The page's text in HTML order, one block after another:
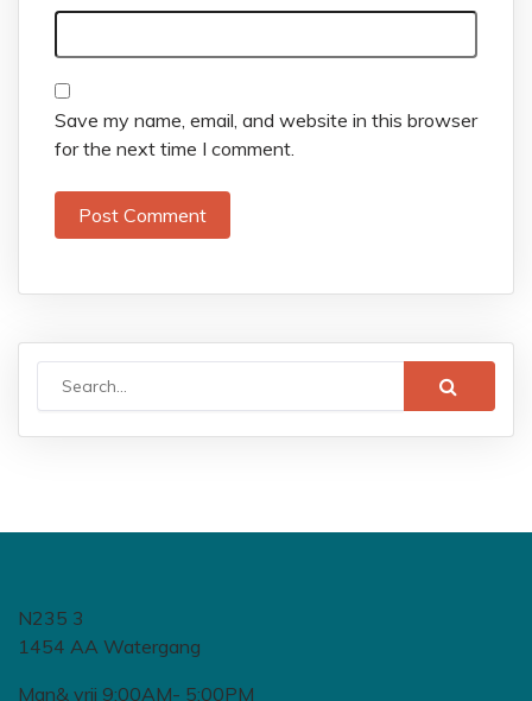
Save my name, email, and website in this browser
for the next time I comment.
N235 3
1454 AA Watergang
Man& vrij 9:00AM- 5:00PM